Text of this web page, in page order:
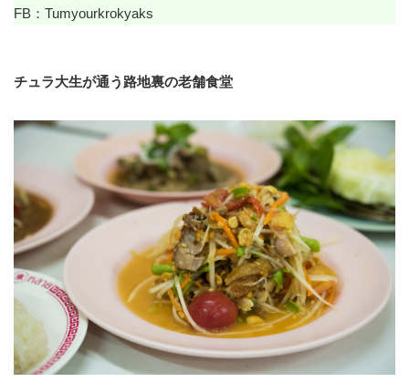
FB： Tumyourkrokyaks
チュラ大生が通う路地裏の老舗食堂